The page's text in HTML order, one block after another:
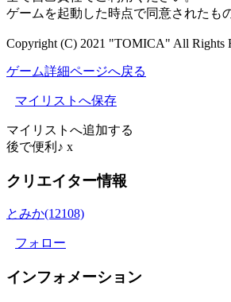
ゲームを起動した時点で同意されたも
Copyright (C) 2021 "TOMICA" All Rights
ゲーム詳細ページへ戻る
マイリストへ保存
マイリストへ追加する
後で便利♪ x
クリエイター情報
とみか(12108)
フォロー
インフォメーション